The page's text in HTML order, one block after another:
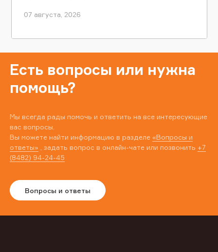
07 августа, 2026
Есть вопросы или нужна
помощь?
Мы всегда рады помочь и ответить на все интересующие
вас вопросы.
Вы можете найти информацию в разделе «Вопросы и
ответы» , задать вопрос в онлайн-чате или позвонить +7
(8482) 94-24-45
Вопросы и ответы